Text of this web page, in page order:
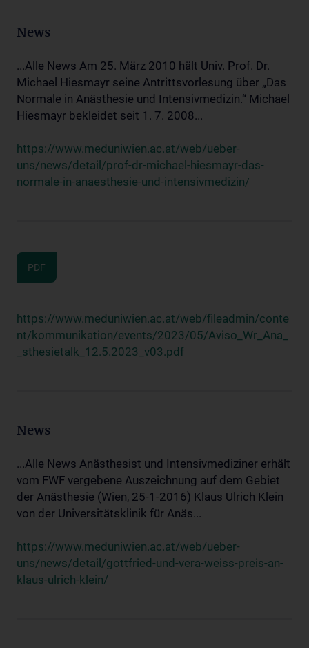
News
...Alle News Am 25. März 2010 hält Univ. Prof. Dr.
Michael Hiesmayr seine Antrittsvorlesung über „Das
Normale in Anästhesie und Intensivmedizin.“ Michael
Hiesmayr bekleidet seit 1. 7. 2008...
https://www.meduniwien.ac.at/web/ueber-
uns/news/detail/prof-dr-michael-hiesmayr-das-
normale-in-anaesthesie-und-intensivmedizin/
PDF
https://www.meduniwien.ac.at/web/fileadmin/conte
nt/kommunikation/events/2023/05/Aviso_Wr_Ana_
_sthesietalk_12.5.2023_v03.pdf
News
...Alle News Anästhesist und Intensivmediziner erhält
vom FWF vergebene Auszeichnung auf dem Gebiet
der Anästhesie (Wien, 25-1-2016) Klaus Ulrich Klein
von der Universitätsklinik für Anäs...
https://www.meduniwien.ac.at/web/ueber-
uns/news/detail/gottfried-und-vera-weiss-preis-an-
klaus-ulrich-klein/